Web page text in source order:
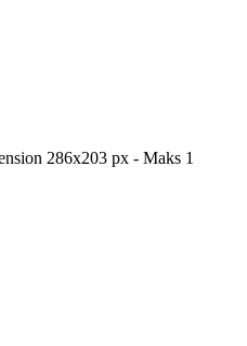
286x203 px - Maks 1